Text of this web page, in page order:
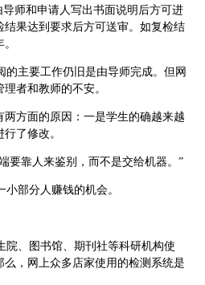
师和申请人写出书面说明后方可进
果达到要求后方可送审。如复检结
主要工作仍旧是由导师完成。但网
者和教师的不安。
方面的原因：一是学生的确越来越
了修改。
要靠人来鉴别，而不是交给机器。”
部分人赚钱的机会。
院、图书馆、期刊社等科研机构使
，网上众多店家使用的检测系统是